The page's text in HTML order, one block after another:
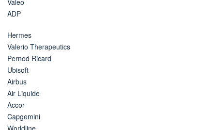
ADP
Hermes
Valerio Therapeutics
Pernod Ricard
Ubisoft
Airbus
Air Liquide
Accor
Capgemini
Worldline